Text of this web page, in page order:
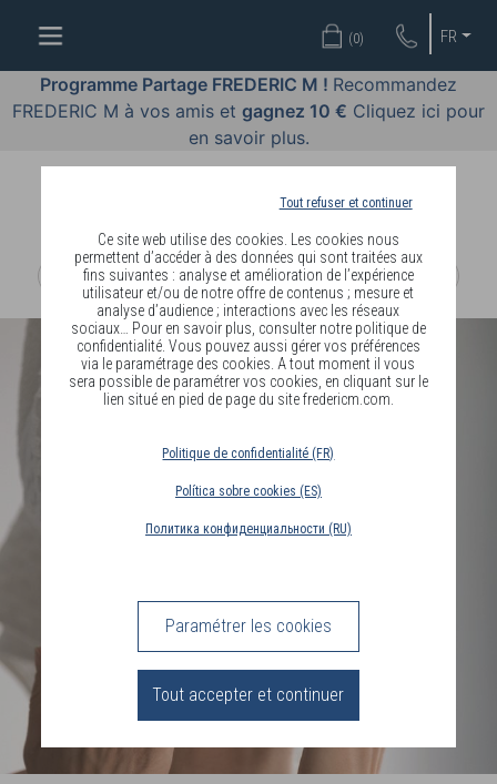
Tout refuser et continuer
Ce site web utilise des cookies. Les cookies nous
permettent d’accéder à des données qui sont traitées aux
fins suivantes : analyse et amélioration de l’expérience
utilisateur et/ou de notre offre de contenus ; mesure et
analyse d’audience ; interactions avec les réseaux
sociaux… Pour en savoir plus, consulter notre politique de
confidentialité. Vous pouvez aussi gérer vos préférences
via le paramétrage des cookies. A tout moment il vous
sera possible de paramétrer vos cookies, en cliquant sur le
lien situé en pied de page du site fredericm.com.
Politique de confidentialité (FR)
Política sobre cookies (ES)
Политика конфиденциальности (RU)
Paramétrer les cookies
Tout accepter et continuer
FR
(0)
Programme Partage FREDERIC M ! Recommandez
FREDERIC M à vos amis et gagnez 10 € Cliquez ici pour
en savoir plus.
OFFRES
COSMÉTIQUES
PARFUMS
BODY
DIAGNOSTIC
PEAU
DEVENIR
DISTRIBUTEUR